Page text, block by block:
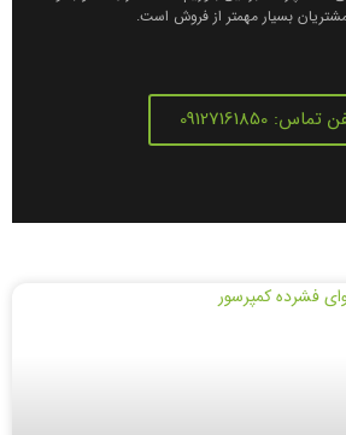
مشتریان بسیار مهمتر از فروش است.
09127161850